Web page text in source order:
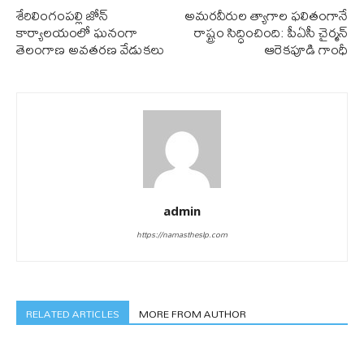
శేరిలింగంపల్లి జోన్
కార్యాలయంలో ఘనంగా
తెలంగాణ అవతరణ వేడుకలు
అమ‌ర‌వీరుల త్యాగాల ఫ‌లితంగానే
రాష్ట్రం సిద్ధించింది: పీఏసీ చైర్మన్
ఆరెకపూడి గాంధీ
admin
https://namastheslp.com
RELATED ARTICLES MORE FROM AUTHOR